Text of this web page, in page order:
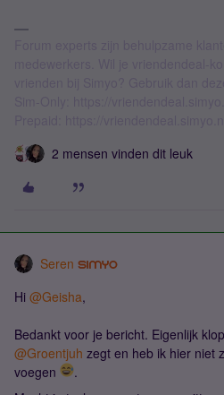
2 mensen vinden dit leuk
Seren
Hi @Geisha,
Bedankt voor je bericht. Eigenlijk
@Groentjuh zegt en heb ik hier niet
voegen
.